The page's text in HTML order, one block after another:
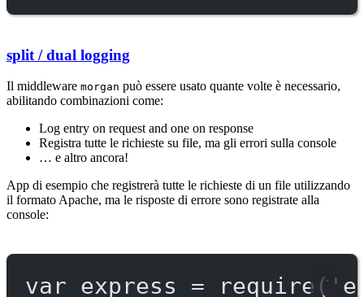
split / dual logging
Il middleware morgan può essere usato quante volte è necessario,
abilitando combinazioni come:
Log entry on request and one on response
Registra tutte le richieste su file, ma gli errori sulla console
… e altro ancora!
App di esempio che registrerà tutte le richieste di un file utilizzando
il formato Apache, ma le risposte di errore sono registrate alla
console:
var express = require (